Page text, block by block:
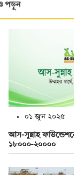
পড়ুন
০১ জুন ২০২৫
আস-সুন্নাহ
১৮০০০-২০০০০